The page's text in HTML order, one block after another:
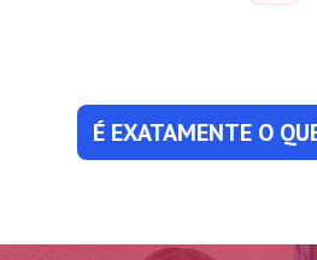
É EXATAMENTE O